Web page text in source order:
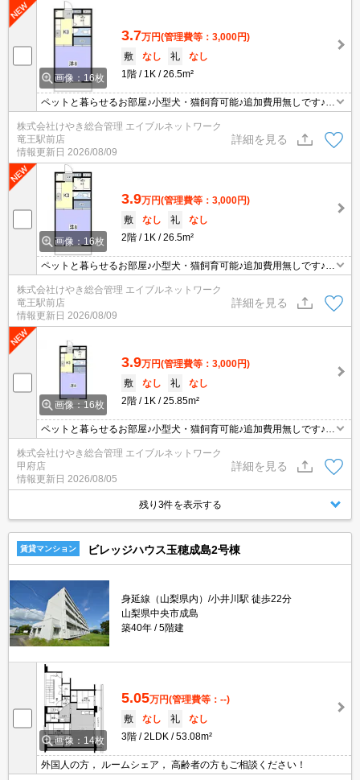
画像：16枚
3.7万円(管理費等：3,000円)
敷
なし 礼
なし
1階
1K 26.5m²
ペットと暮らせるお部屋♪小型犬・猫飼育可能♪追加費用無しです♪敷
金・礼金0円！
株式会社けやき総合管理 エイブルネットワーク
竜王駅前店
情報更新日 2026/08/09
詳細を見る
画像：16枚
3.9万円(管理費等：3,000円)
敷
なし 礼
なし
2階
1K 26.5m²
ペットと暮らせるお部屋♪小型犬・猫飼育可能♪追加費用無しです♪敷
金・礼金0円！
株式会社けやき総合管理 エイブルネットワーク
竜王駅前店
情報更新日 2026/08/09
詳細を見る
画像：16枚
3.9万円(管理費等：3,000円)
敷
なし 礼
なし
2階
1K 25.85m²
ペットと暮らせるお部屋♪小型犬・猫飼育可能♪追加費用無しです♪敷
金・礼金0円！
株式会社けやき総合管理 エイブルネットワーク
甲府店
情報更新日 2026/08/05
詳細を見る
残り3件を表示する
賃貸マンション ビレッジハウス玉穂成島2号棟
身延線（山梨県内）/小井川駅 徒歩22分
山梨県中央市成島
築40年
5階建
画像：14枚
5.05万円(管理費等：--)
敷
なし 礼
なし
3階
2LDK 53.08m²
外国人の方， ルームシェア， 高齢者の方もご相談ください！